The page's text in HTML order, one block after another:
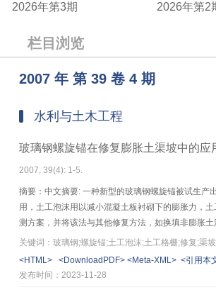
2026年第3期 2026年第2
栏目浏览
2007 年 第 39 卷 4 期
水利与土木工程
玻璃钢螺旋锚在修复膨胀土渠坡中的应
2007, 39(4): 1-5.
摘要：中文摘要: 一种新型的玻璃钢螺旋锚被试生
用，土工泡沫用以减小混凝土板衬砌下的膨胀力，
测方案，并将该法与其他修复方法，如换填非膨胀
关键词：玻璃钢;螺旋锚;土工泡沫;土工格栅;修复;渠
<HTML>
<DownloadPDF> <Meta-XML> <引用本
发布时间：2023-11-28